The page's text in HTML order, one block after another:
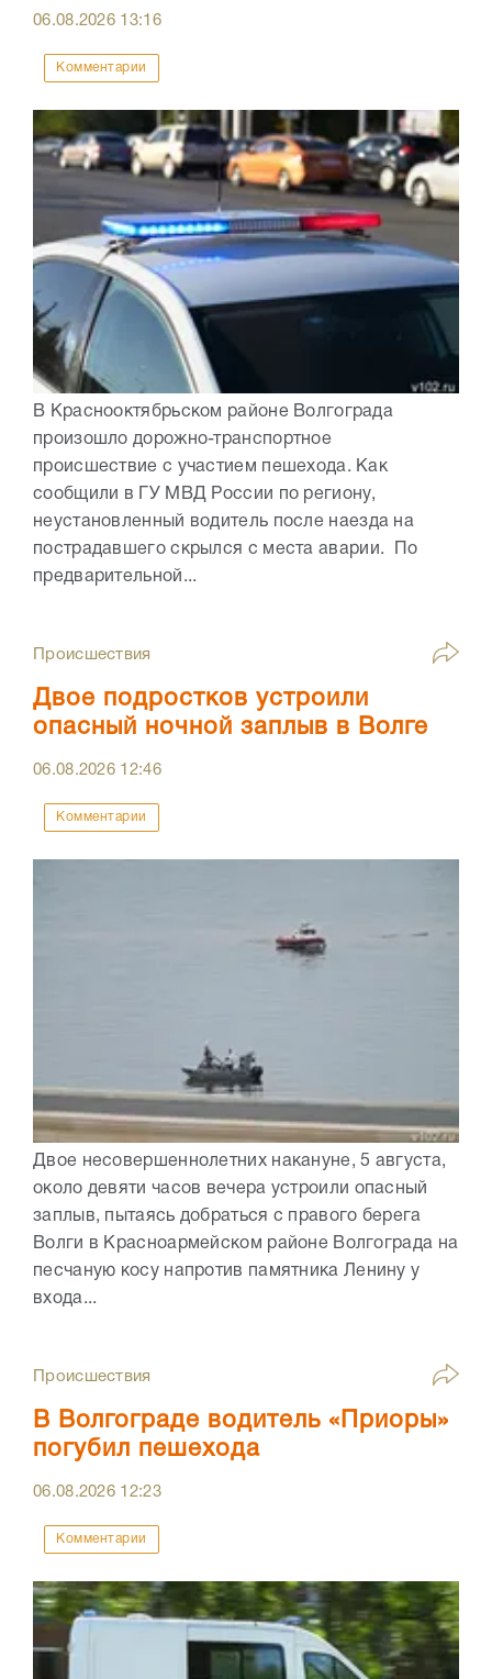
06.08.2026 13:16
Комментарии
В Краснооктябрьском районе Волгограда
произошло дорожно-транспортное
происшествие с участием пешехода. Как
сообщили в ГУ МВД России по региону,
неустановленный водитель после наезда на
пострадавшего скрылся с места аварии. По
предварительной...
Происшествия
Двое подростков устроили
опасный ночной заплыв в Волге
06.08.2026 12:46
Комментарии
Двое несовершеннолетних накануне, 5 августа,
около девяти часов вечера устроили опасный
заплыв, пытаясь добраться с правого берега
Волги в Красноармейском районе Волгограда на
песчаную косу напротив памятника Ленину у
входа...
Происшествия
В Волгограде водитель «Приоры»
погубил пешехода
06.08.2026 12:23
Комментарии